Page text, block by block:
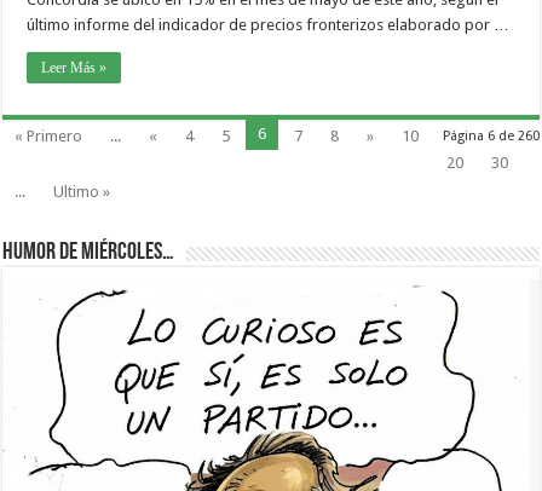
último informe del indicador de precios fronterizos elaborado por …
Leer Más »
Página 6 de 260
« Primero ... « 4 5 6 7 8 »
10
20
30
...
Ultimo »
Humor de Miércoles…